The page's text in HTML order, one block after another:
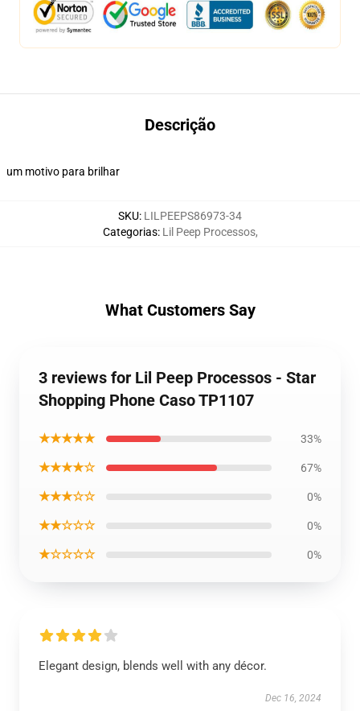
Descrição
um motivo para brilhar
SKU: LILPEEPS86973-34
Categorias: Lil Peep Processos,
What Customers Say
3 reviews for Lil Peep Processos - Star
Shopping Phone Caso TP1107
★★★★★ 33%
★★★★☆ 67%
★★★☆☆ 0%
★★☆☆☆ 0%
★☆☆☆☆ 0%
Elegant design, blends well with any décor.
Dec 16, 2024